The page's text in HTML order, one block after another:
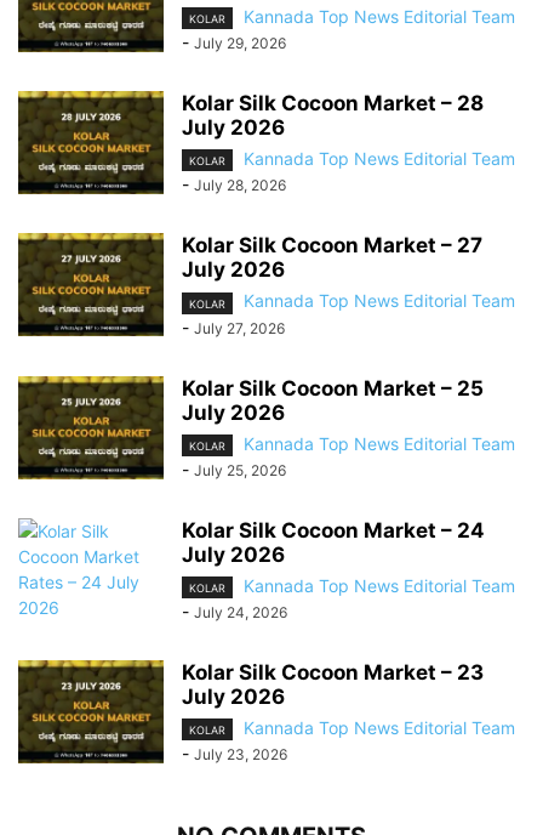
KOLAR
Kannada Top News Editorial Team
- July 29, 2026
Kolar Silk Cocoon Market – 28
July 2026
KOLAR
Kannada Top News Editorial Team
- July 28, 2026
Kolar Silk Cocoon Market – 27
July 2026
KOLAR
Kannada Top News Editorial Team
- July 27, 2026
Kolar Silk Cocoon Market – 25
July 2026
KOLAR
Kannada Top News Editorial Team
- July 25, 2026
Kolar Silk Cocoon Market – 24
July 2026
KOLAR
Kannada Top News Editorial Team
- July 24, 2026
Kolar Silk Cocoon Market – 23
July 2026
KOLAR
Kannada Top News Editorial Team
- July 23, 2026